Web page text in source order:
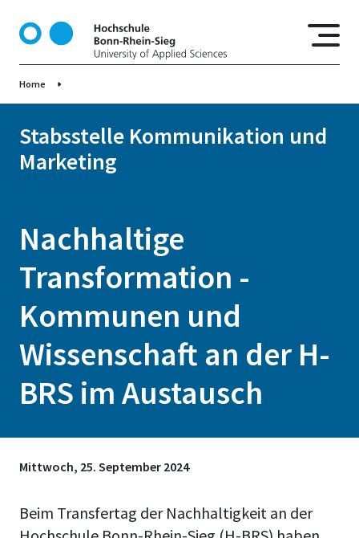
t
Home
Stabsstelle Kommunikation und
Marketing
Nachhaltige
Transformation -
Kommunen und
Wissenschaft an der H-
BRS im Austausch
Mittwoch, 25. September 2024
Beim Transfertag der Nachhaltigkeit an der